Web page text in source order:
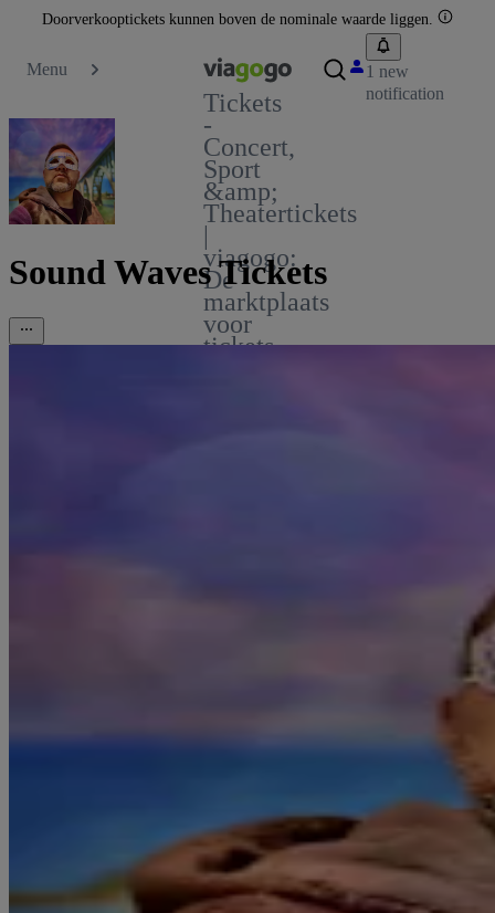
Doorverkooptickets kunnen boven de nominale waarde liggen.
Menu
Tickets
-
Concert,
Sport
&amp;
Theatertickets
|
viagogo:
De
marktplaats
voor
tickets
1 new
notification
Sound Waves Tickets